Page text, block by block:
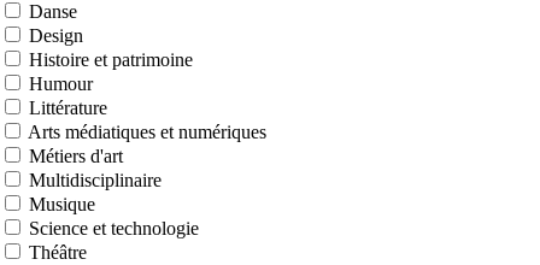
Danse
Design
Histoire et patrimoine
Humour
Littérature
Arts médiatiques et numériques
Métiers d'art
Multidisciplinaire
Musique
Science et technologie
Théâtre